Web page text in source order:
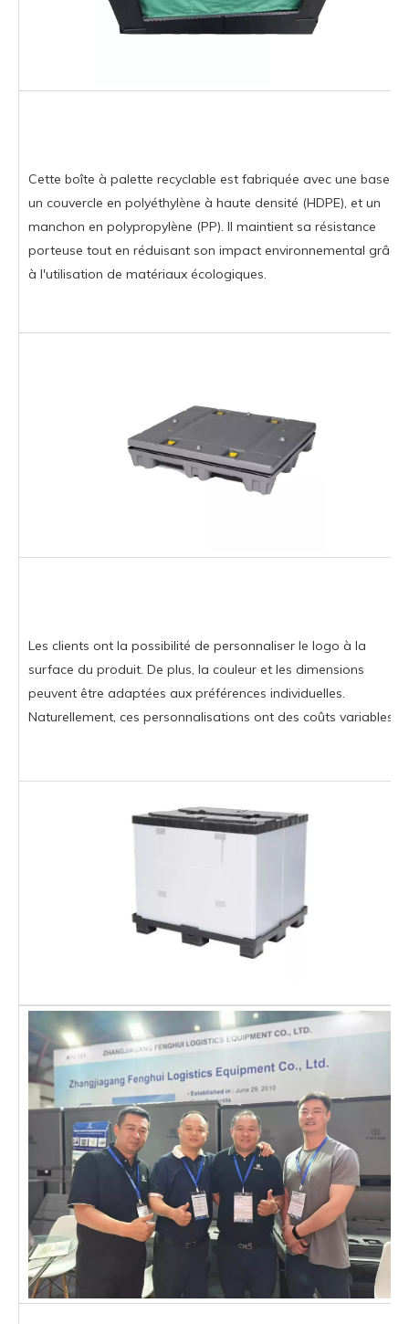
Cette boîte à palette recyclable est fabriquée avec une base et
un couvercle en polyéthylène à haute densité (HDPE), et un
manchon en polypropylène (PP). Il maintient sa résistance
porteuse tout en réduisant son impact environnemental grâce
à l'utilisation de matériaux écologiques.
Les clients ont la possibilité de personnaliser le logo à la
surface du produit. De plus, la couleur et les dimensions
peuvent être adaptées aux préférences individuelles.
Naturellement, ces personnalisations ont des coûts variables.